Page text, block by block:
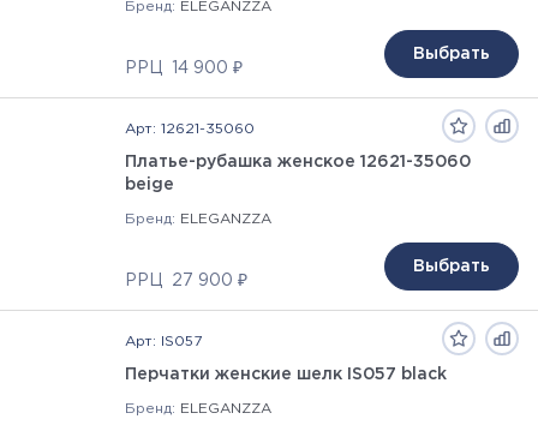
Бренд: ELEGANZZA
РРЦ 14 900 ₽
Выбрать
Арт: 12621-35060
Платье-рубашка женское 12621-35060
beige
Бренд: ELEGANZZA
РРЦ 27 900 ₽
Выбрать
Арт: IS057
Перчатки женские шелк IS057 black
Бренд: ELEGANZZA